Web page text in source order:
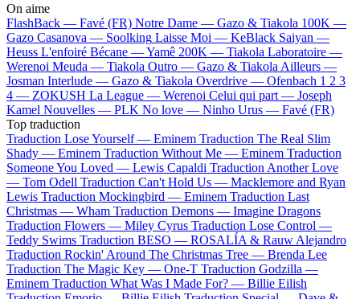
On aime
FlashBack — Favé (FR) Notre Dame — Gazo & Tiakola 100K —
Gazo Casanova — Soolking Laisse Moi — KeBlack Saiyan —
Heuss L'enfoiré Bécane —Yamê 200K — Tiakola Laboratoire —
Werenoi Meuda — Tiakola Outro — Gazo & Tiakola Ailleurs —
Josman Interlude — Gazo & Tiakola Overdrive — Ofenbach 1 2 3
4 — ZOKUSH La League — Werenoi Celui qui part — Joseph
Kamel Nouvelles — PLK No love — Ninho Urus — Favé (FR)
Top traduction
Traduction Lose Yourself — Eminem Traduction The Real Slim
Shady — Eminem Traduction Without Me — Eminem Traduction
Someone You Loved — Lewis Capaldi Traduction Another Love
— Tom Odell Traduction Can't Hold Us — Macklemore and Ryan
Lewis Traduction Mockingbird — Eminem Traduction Last
Christmas — Wham Traduction Demons — Imagine Dragons
Traduction Flowers — Miley Cyrus Traduction Lose Control —
Teddy Swims Traduction BESO — ROSALÍA & Rauw Alejandro
Traduction Rockin' Around The Christmas Tree — Brenda Lee
Traduction The Magic Key — One-T Traduction Godzilla —
Eminem Traduction What Was I Made For? — Billie Eilish